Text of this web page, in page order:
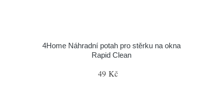
4Home Náhradní potah pro stěrku na okna
Rapid Clean
49 Kč